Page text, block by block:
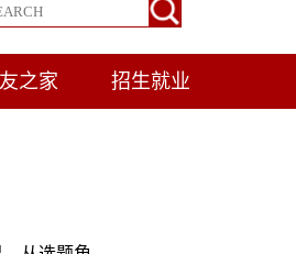
之家 招生就业